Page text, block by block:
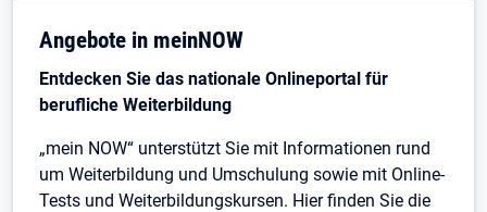
Angebote in meinNOW
Entdecken Sie das nationale Onlineportal für
berufliche Weiterbildung
„mein NOW“ unterstützt Sie mit Informationen rund
um Weiterbildung und Umschulung sowie mit Online-
Tests und Weiterbildungskursen. Hier finden Sie die